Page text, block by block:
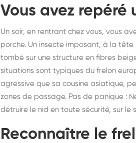
Vous avez repéré
Un soir, en rentrant chez vous, vous
porche. Un insecte imposant, à la
tombé sur une structure en fibres
situations sont typiques du frelon
agressive que sa cousine asiatique,
zones de passage. Pas de panique :
détruire le nid en toute sécurité, sur
Reconnaître le